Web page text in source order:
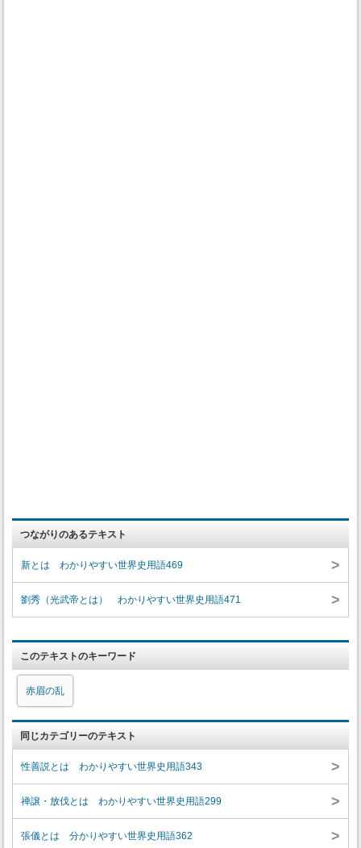
つながりのあるテキスト
新とは わかりやすい世界史用語469 >
劉秀（光武帝とは） わかりやすい世界史用語471 >
このテキストのキーワード
赤眉の乱
同じカテゴリーのテキスト
性善説とは わかりやすい世界史用語343 >
禅譲・放伐とは わかりやすい世界史用語299 >
張儀とは 分かりやすい世界史用語362 >